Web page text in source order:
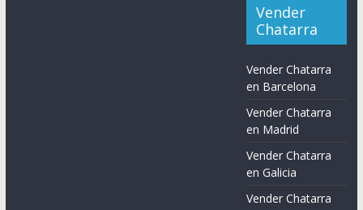
Vender
Chatarra
Vender Chatarra
en Barcelona
Vender Chatarra
en Madrid
Vender Chatarra
en Galicia
Vender Chatarra